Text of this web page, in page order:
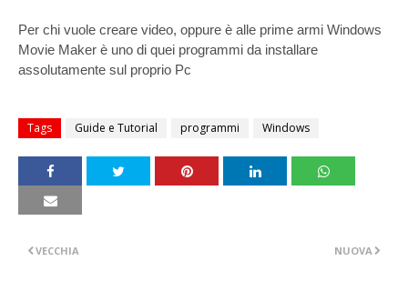
Per chi vuole creare video, oppure è alle prime armi Windows
Movie Maker è uno di quei programmi da installare
assolutamente sul proprio Pc
Tags Guide e Tutorial programmi Windows
NUOVA
VECCHIA